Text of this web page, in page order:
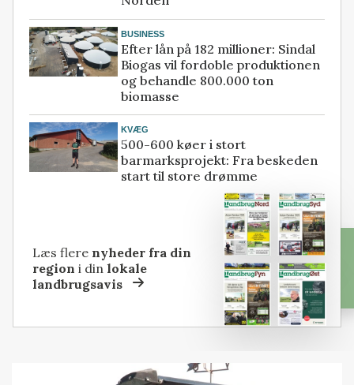
BUSINESS
Efter lån på 182 millioner: Sindal
Biogas vil fordoble produktionen
og behandle 800.000 ton
biomasse
KVÆG
500-600 køer i stort
barmarksprojekt: Fra beskeden
start til store drømme
Læs flere nyheder fra din
region i dinlokale
landbrugsavis